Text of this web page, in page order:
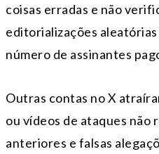
coisas erradas e não
editorializações
número de assinantes
Outras contas no X
ou vídeos de ataques não
anteriores e falsas